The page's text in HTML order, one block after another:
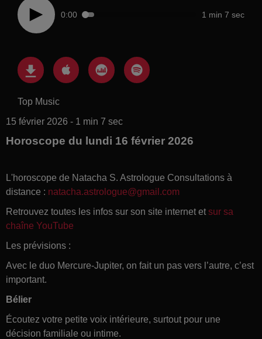
0:00 1 min 7 sec
Top Music
15 février 2026 - 1 min 7 sec
Horoscope du lundi 16 février 2026
L'horoscope de Natacha S. Astrologue Consultations à
distance : natacha.astrologue@gmail.com
Retrouvez toutes les infos sur son site internet et sur sa
chaîne YouTube
Les prévisions :
Avec le duo Mercure-Jupiter, on fait un pas vers l’autre, c’est
important.
Bélier
Écoutez votre petite voix intérieure, surtout pour une
décision familiale ou intime.